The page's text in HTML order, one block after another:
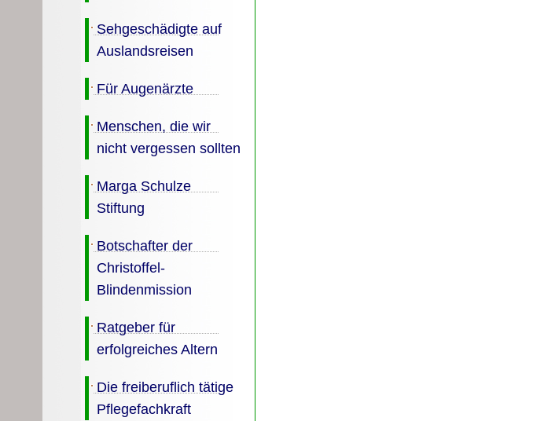
Sehgeschädigte auf
Auslandsreisen
Für Augenärzte
Menschen, die wir
nicht vergessen sollten
Marga Schulze
Stiftung
Botschafter der
Christoffel-
Blindenmission
Ratgeber für
erfolgreiches Altern
Die freiberuflich tätige
Pflegefachkraft